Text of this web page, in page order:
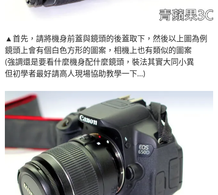
▲首先，請將機身前蓋與鏡頭的後蓋取下，然後以上圖為例
鏡頭上會有個白色方形的圖案，相機上也有類似的圖案
(強調還是要看什麼機身配什麼鏡頭，裝法其實大同小異
但初學者最好請高人現場協助教學一下…)